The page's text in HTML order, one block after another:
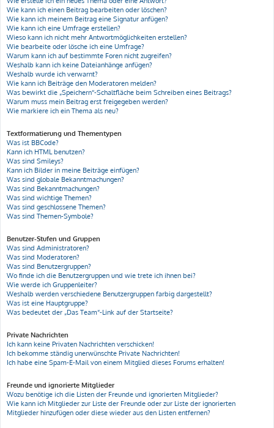
Wie kann ich einen Beitrag bearbeiten oder löschen?
Wie kann ich meinem Beitrag eine Signatur anfügen?
Wie kann ich eine Umfrage erstellen?
Wieso kann ich nicht mehr Antwortmöglichkeiten erstellen?
Wie bearbeite oder lösche ich eine Umfrage?
Warum kann ich auf bestimmte Foren nicht zugreifen?
Weshalb kann ich keine Dateianhänge anfügen?
Weshalb wurde ich verwarnt?
Wie kann ich Beiträge den Moderatoren melden?
Was bewirkt die „Speichern“-Schaltfläche beim Schreiben eines Beitrags?
Warum muss mein Beitrag erst freigegeben werden?
Wie markiere ich ein Thema als neu?
Textformatierung und Thementypen
Was ist BBCode?
Kann ich HTML benutzen?
Was sind Smileys?
Kann ich Bilder in meine Beiträge einfügen?
Was sind globale Bekanntmachungen?
Was sind Bekanntmachungen?
Was sind wichtige Themen?
Was sind geschlossene Themen?
Was sind Themen-Symbole?
Benutzer-Stufen und Gruppen
Was sind Administratoren?
Was sind Moderatoren?
Was sind Benutzergruppen?
Wo finde ich die Benutzergruppen und wie trete ich ihnen bei?
Wie werde ich Gruppenleiter?
Weshalb werden verschiedene Benutzergruppen farbig dargestellt?
Was ist eine Hauptgruppe?
Was bedeutet der „Das Team“-Link auf der Startseite?
Private Nachrichten
Ich kann keine Privaten Nachrichten verschicken!
Ich bekomme ständig unerwünschte Private Nachrichten!
Ich habe eine Spam-E-Mail von einem Mitglied dieses Forums erhalten!
Freunde und ignorierte Mitglieder
Wozu benötige ich die Listen der Freunde und ignorierten Mitglieder?
Wie kann ich Mitglieder zur Liste der Freunde oder zur Liste der ignorierten
Mitglieder hinzufügen oder diese wieder aus den Listen entfernen?